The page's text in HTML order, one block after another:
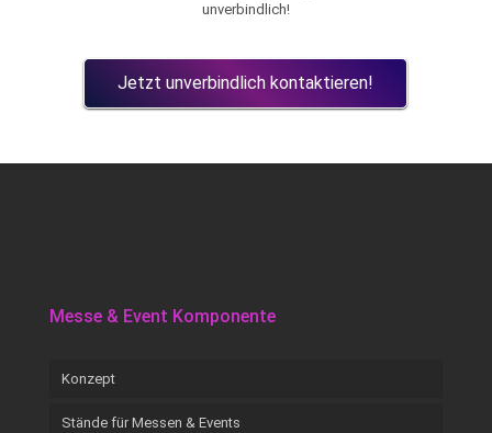
unverbindlich!
Jetzt unverbindlich kontaktieren!
Messe & Event Komponente
Konzept
Stände für Messen & Events